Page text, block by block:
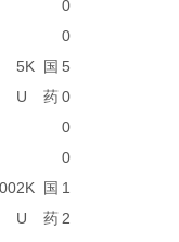
0
0
5K
U
国
药
5
0
0
0
2K
U
国
药
1
2